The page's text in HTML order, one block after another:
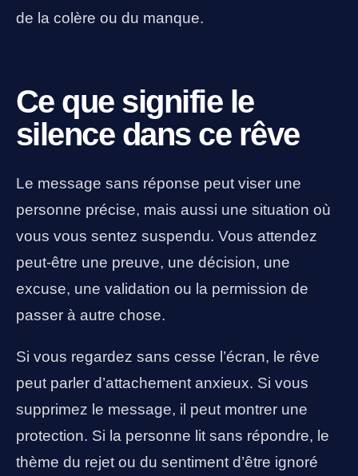
de la colère ou du manque.
Ce que signifie le
silence dans ce rêve
Le message sans réponse peut viser une
personne précise, mais aussi une situation où
vous vous sentez suspendu. Vous attendez
peut-être une preuve, une décision, une
excuse, une validation ou la permission de
passer à autre chose.
Si vous regardez sans cesse l’écran, le rêve
peut parler d’attachement anxieux. Si vous
supprimez le message, il peut montrer une
protection. Si la personne lit sans répondre, le
thème du rejet ou du sentiment d’être ignoré